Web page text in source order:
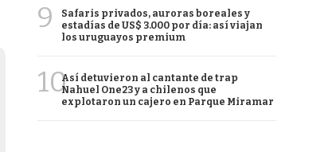
9
Safaris privados, auroras boreales y
estadías de US$ 3.000 por día: así viajan
los uruguayos premium
10Así detuvieron al cantante de trap
Nahuel One23 y a chilenos que
explotaron un cajero en Parque Miramar